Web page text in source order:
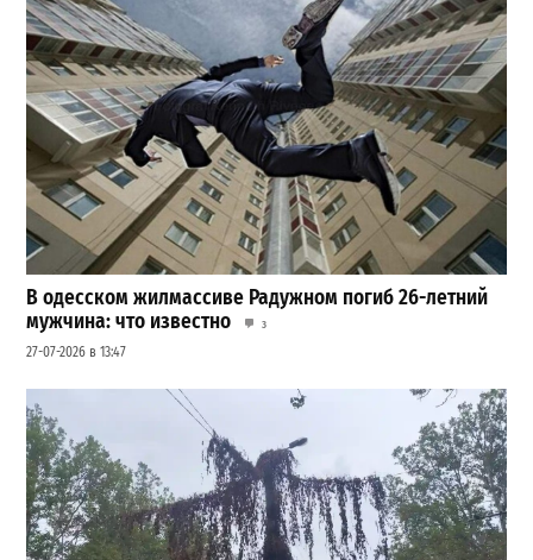
В одесском жилмассиве Радужном погиб 26-летний
мужчина: что известно
3
27-07-2026 в 13:47